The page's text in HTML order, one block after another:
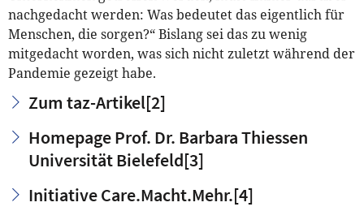
nachgedacht werden: Was bedeutet das eigentlich für
Menschen, die sorgen?“ Bislang sei das zu wenig
mitgedacht worden, was sich nicht zuletzt während der
Pandemie gezeigt habe.
Zum taz-Artikel[2]
Homepage Prof. Dr. Barbara Thiessen
Universität Bielefeld[3]
Initiative Care.Macht.Mehr.[4]